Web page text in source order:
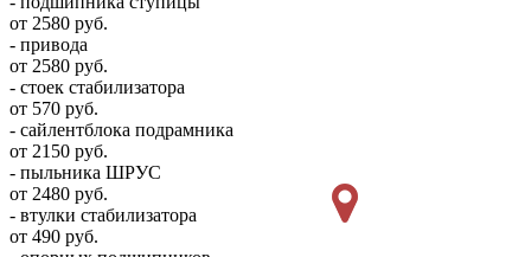
от 2580 руб.
- привода
от 2580 руб.
- стоек стабилизатора
от 570 руб.
- сайлентблока подрамника
от 2150 руб.
- пыльника ШРУС
от 2480 руб.
- втулки стабилизатора
от 490 руб.